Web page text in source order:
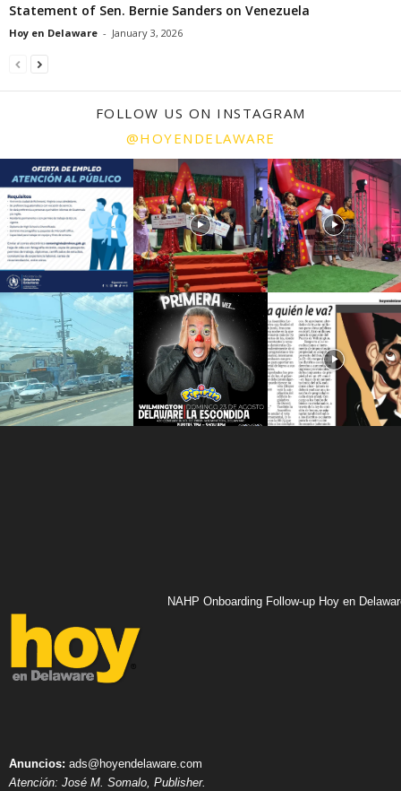
Statement of Sen. Bernie Sanders on Venezuela
Hoy en Delaware - January 3, 2026
FOLLOW US ON INSTAGRAM
@HOYENDELAWARE
NAHP Onboarding Follow-up Hoy en
Anuncios: ads@hoyendelaware.com
Atención: José M. Somalo, Publisher.